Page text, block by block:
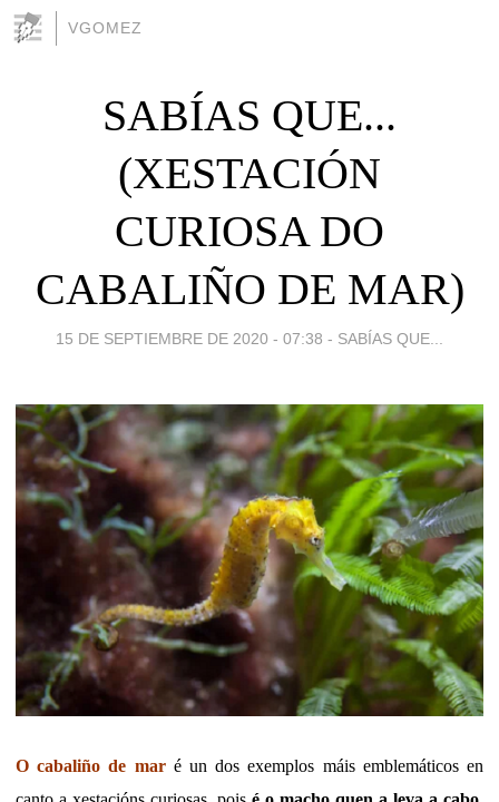
VGOMEZ
SABÍAS QUE...
(XESTACIÓN
CURIOSA DO
CABALIÑO DE MAR)
15 DE SEPTIEMBRE DE 2020 - 07:38 - SABÍAS QUE...
O cabaliño de maré un dos exemplos máis emblemáticos en